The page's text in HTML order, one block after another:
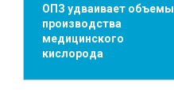
ОПЗ удваивает объемы
производства
медицинского
кислорода